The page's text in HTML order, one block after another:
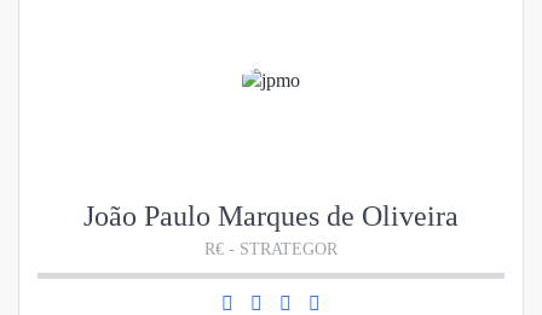
João Paulo Marques de Oliveira
R€ - STRATEGOR